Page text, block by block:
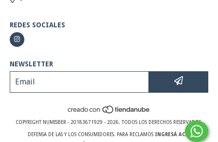
REDES SOCIALES
NEWSLETTER
COPYRIGHT NUMISBER - 20183671929 - 2026. TODOS LOS DERECHOS RESERVADOS.
DEFENSA DE LAS Y LOS CONSUMIDORES. PARA RECLAMOS INGRESÁ ACÁ.